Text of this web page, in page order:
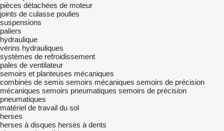
pièces détachées de moteur
joints de culasse poulies
suspensions
paliers
hydraulique
vérins hydrauliques
systèmes de refroidissement
pales de ventilateur
semoirs et planteuses mécaniques
combinés de semis semoirs mécaniques semoirs de précision
mécaniques semoirs pneumatiques semoirs de précision
pneumatiques
matériel de travail du sol
herses
herses à disques herses à dents